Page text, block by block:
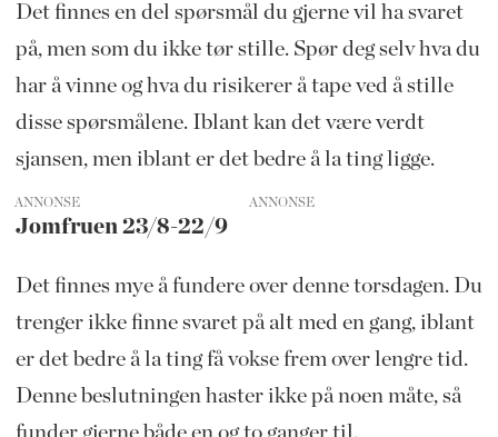
Det finnes en del spørsmål du gjerne vil ha svaret
på, men som du ikke tør stille. Spør deg selv hva du
har å vinne og hva du risikerer å tape ved å stille
disse spørsmålene. Iblant kan det være verdt
sjansen, men iblant er det bedre å la ting ligge.
ANNONSE
Jomfruen 23/8-22/9
Det finnes mye å fundere over denne torsdagen. Du
trenger ikke finne svaret på alt med en gang, iblant
er det bedre å la ting få vokse frem over lengre tid.
Denne beslutningen haster ikke på noen måte, så